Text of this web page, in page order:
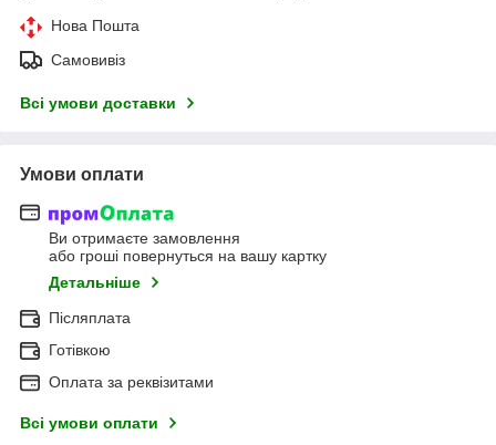
Нова Пошта
Самовивіз
Всі умови доставки
Умови оплати
Ви отримаєте замовлення
або гроші повернуться на вашу картку
Детальніше
Післяплата
Готівкою
Оплата за реквізитами
Всі умови оплати